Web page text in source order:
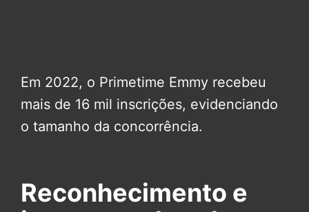
Em 2022, o Primetime Emmy recebeu
mais de 16 mil inscrições, evidenciando
o tamanho da concorrência.
Reconhecimento e